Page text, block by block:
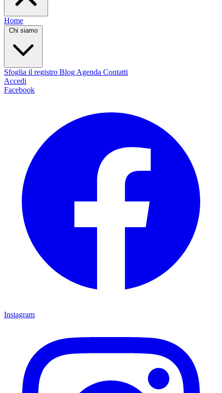
Home
Chi siamo
Sfoglia il registro Blog Agenda Contatti
Accedi
Facebook
Instagram